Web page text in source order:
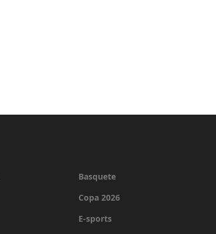
Basquete
Copa 2026
E-sports